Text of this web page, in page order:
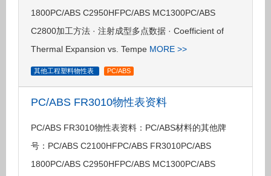
1800PC/ABS C2950HFPC/ABS MC1300PC/ABS
C2800加工方法 · 注射成型多点数据 · Coefficient of
Thermal Expansion vs. Tempe MORE >>
其他工程塑料物性表 PC/ABS
PC/ABS FR3010物性表资料
PC/ABS FR3010物性表资料：PC/ABS材料的其他牌
号：PC/ABS C2100HFPC/ABS FR3010PC/ABS
1800PC/ABS C2950HFPC/ABS MC1300PC/ABS